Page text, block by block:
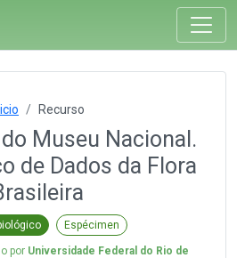
Recurso
Museu Nacional.
de Dados da Flora
Espécimen
por Universidade Federal do Rio de